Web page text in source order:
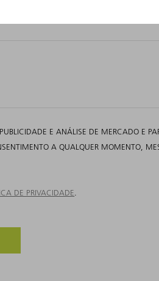
E ANÁLISE DE MERCADO E
A QUALQUER MOMENTO,
DE PRIVACIDADE.